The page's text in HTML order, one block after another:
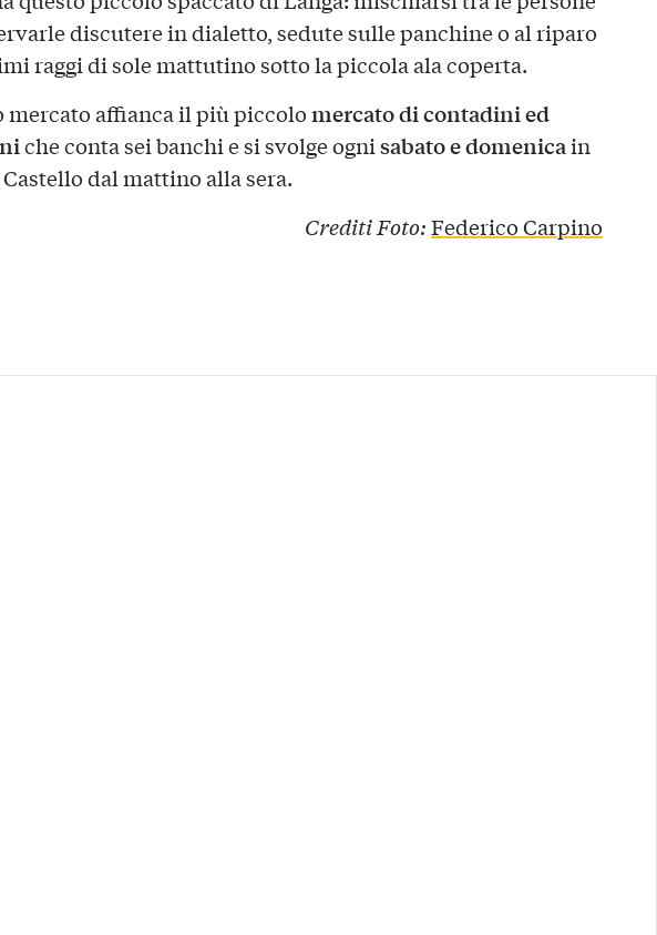
discutere in dialetto, sedute sulle panchine o al riparo
raggi di sole mattutino sotto la piccola ala coperta.
mercato affianca il più piccolomercato di contadini ed
che conta sei banchi e si svolge ognisabato e domenicain
dal mattino alla sera.
Crediti Foto:Federico Carpino